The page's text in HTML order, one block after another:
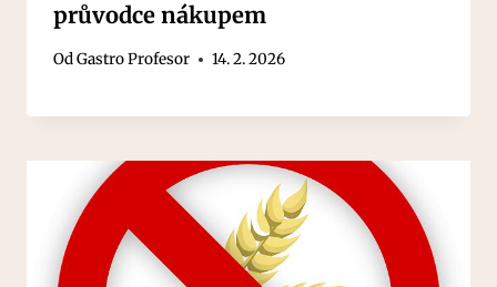
průvodce nákupem
OdGastro Profesor 14. 2. 2026